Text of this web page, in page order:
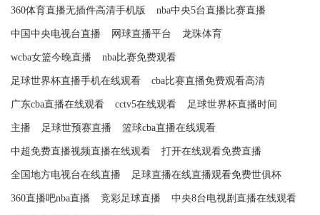
360体育直播无插件高清手机版 nba中央5台直播比赛直播
中国中央电视台直播 网球直播平台 龙珠体育
wcba女篮今晚直播 nba比赛免费观看
足球世界杯直播手机在线观看 cba比赛直播免费观看高清
广东cba直播在线观看 cctv5在线观看 足球世界杯直播时间
主播 足球世预赛直播 篮球cba直播在线观看
中超免费直播视频直播在线观看 打开在线观看免费直播
全国地方电视台在线直播 足球直播在线直播观看免费世俱杯
360直播吧nba直播 竞彩足球直播 中央8台电视剧直播在线观看